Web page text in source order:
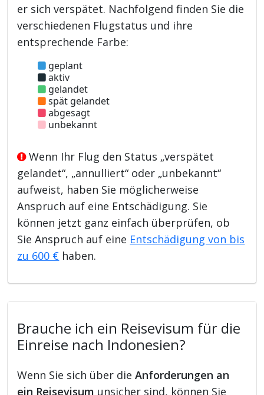
er sich verspätet. Nachfolgend finden Sie die
verschiedenen Flugstatus und ihre
entsprechende Farbe:
geplant
aktiv
gelandet
spät gelandet
abgesagt
unbekannt
Wenn Ihr Flug den Status „verspätet
gelandet“, „annulliert“ oder „unbekannt“
aufweist, haben Sie möglicherweise
Anspruch auf eine Entschädigung. Sie
können jetzt ganz einfach überprüfen, ob
Sie Anspruch auf eine Entschädigung von bis
zu 600 € haben.
Brauche ich ein Reisevisum für die
Einreise nach Indonesien?
Wenn Sie sich über dieAnforderungen an
ein Reisevisum unsicher sind, können Sie